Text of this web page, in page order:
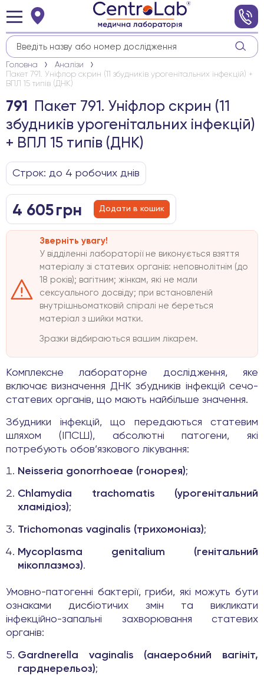
Головна
Аналізи
Пакет 791. Уніфлор скрин (11 збудників урогенітальних інфекцій) +
ВПЛ 15 типів (ДНК)
791
Пакет 791. Уніфлор скрин (11
збудників урогенітальних інфекцій)
+ ВПЛ 15 типів (ДНК)
Строк: до 4 робочих днів
4 605грн Додати в кошик
Зверніть увагу!
У відділенні лабораторії не виконується взяття
матеріалу зі статевих органів: неповнолітнім (до
18 років); вагітним; жінкам, які не мали
сексуального досвіду; при встановленій
внутрішньоматковій спіралі не береться
матеріал з шийки матки.
Зразки відбираються вашим лікарем.
Комплексне лабораторне дослідження, яке
включає визначення ДНК збудників інфекцій сечо-
статевих органів, що мають найбільше значення.
Збудники інфекцій, що передаються статевим
шляхом (ІПСШ), абсолютні патогени, які
потребують обов’язкового лікування:
Neisseria gonorrhoeae (гонорея);
Chlamydia trachomatis (урогенітальний
хламідіоз);
Trichomonas vaginalis (трихомоніаз);
Mycoplasma genitalium (генітальний
мікоплазмоз).
Умовно-патогенні бактерії, гриби, які можуть бути
ознаками дисбіотичих змін та викликати
інфекційно-запальні захворювання статевих
органів:
Gardnerella vaginalis (анаеробний вагініт,
гарднерельоз);